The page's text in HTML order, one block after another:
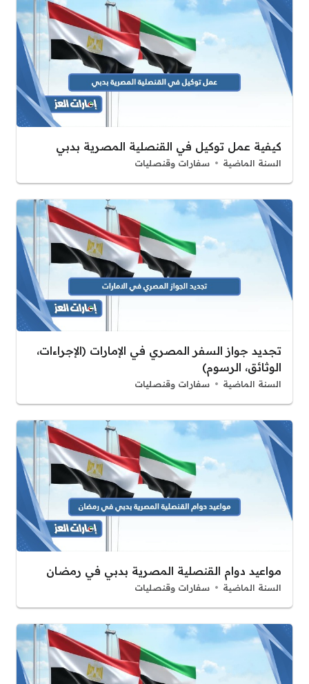
كيفية عمل توكيل في القنصلية المصرية بدبي
السنة الماضية سفارات وقنصليات
تجديد جواز السفر المصري في الإمارات (الإجراءات،
الوثائق، الرسوم)
السنة الماضية سفارات وقنصليات
مواعيد دوام القنصلية المصرية بدبي في رمضان
السنة الماضية سفارات وقنصليات